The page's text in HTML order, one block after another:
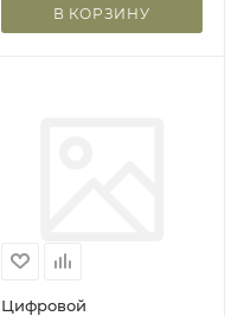
В КОРЗИНУ
Цифровой